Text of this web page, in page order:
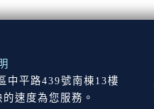
中平路439號南棟13樓
速度為您服務。